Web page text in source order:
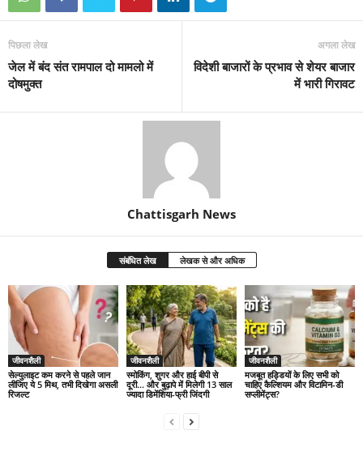
पिछला लेख
जेल में बंद संत रामपाल दो मामलो में
दोषमुक्त
अगला लेख
विदेशी बाजारों के प्रभाव से शेयर बाजार
में भारी गिरावट
Chattisgarh News
संबंधित लेख लेखक से और अधिक
जीवनशैली
सेल्युलाइट कम करने से पहले जान
लीजिए ये 5 मिथ, तभी दिखेगा असली
रिजल्ट
जीवनशैली
स्मोकिंग, शुगर और हाई बीपी से
दूरी… और बुढ़ापे में मिलेगी 13 साल
ज्यादा डिमेंशिया-फ्री जिंदगी
जीवनशैली
मजबूत हड्डियों के लिए सभी को
चाहिए कैल्शियम और विटामिन-डी
सप्लीमेंट्स?